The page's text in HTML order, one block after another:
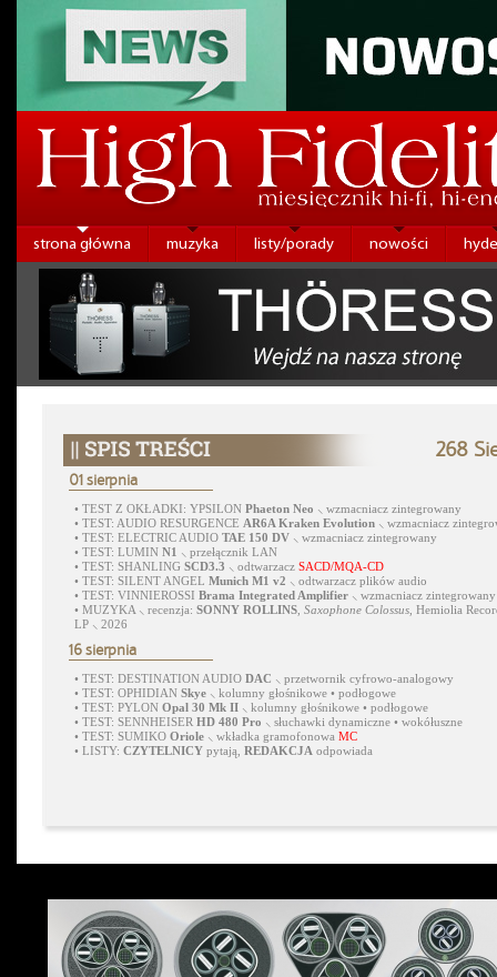
strona główna muzyka listy/porady nowości
268
01 sierpnia
• TEST Z OKŁADKI: YPSILON Phaeton Neo ⸜ wzmacniacz zintegrowany
• TEST: AUDIO RESURGENCE AR6A Kraken Evolution ⸜ wzmacniacz
• TEST: ELECTRIC AUDIO TAE 150 DV ⸜ wzmacniacz zintegrowany
• TEST: LUMIN N1
⸜ przełącznik LAN
• TEST: SHANLING SCD3.3 ⸜ odtwarzacz SACD/MQA-CD
• TEST: SILENT ANGEL Munich M1 v2 ⸜ odtwarzacz plików audio
• TEST: VINNIEROSSI Brama Integrated Amplifier ⸜ wzmacniacz zintegrowany
• MUZYKA ⸜ recenzja: SONNY ROLLINS Saxophone Colossus , Hemiolia
LP ⸜ 2026
16 sierpnia
• TEST: DESTINATION AUDIO DAC ⸜ przetwornik cyfrowo-analogowy
• TEST: OPHIDIAN Skye ⸜ kolumny głośnikowe • podłogowe
• TEST: PYLON Opal 30 Mk II ⸜ kolumny głośnikowe • podłogowe
• TEST: SENNHEISER HD 480 Pro ⸜ słuchawki dynamiczne • wokółuszne
• TEST: SUMIKO Oriole ⸜ wkładka gramofonowa MC
• LISTY: CZYTELNICY pytają, REDAKCJA odpowiada